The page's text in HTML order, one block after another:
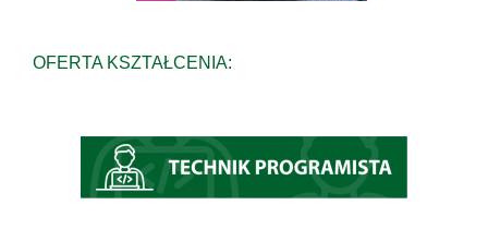
OFERTA KSZTAŁCENIA: